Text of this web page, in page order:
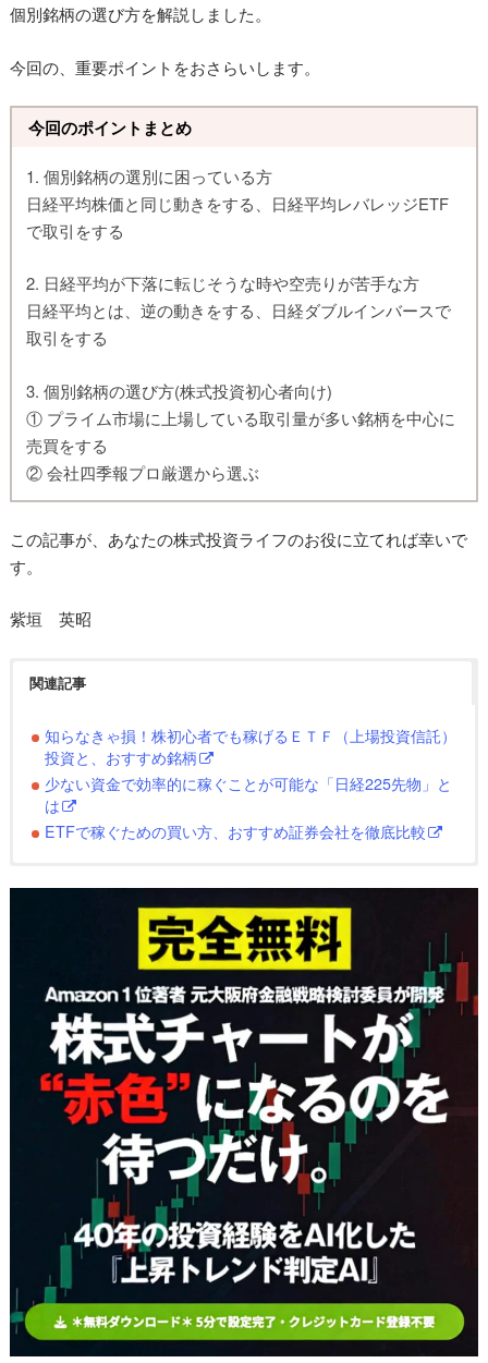
個別銘柄の選び方を解説しました。
今回の、重要ポイントをおさらいします。
今回のポイントまとめ
1. 個別銘柄の選別に困っている方
日経平均株価と同じ動きをする、日経平均レバレッジETF
で取引をする
2. 日経平均が下落に転じそうな時や空売りが苦手な方
日経平均とは、逆の動きをする、日経ダブルインバースで
取引をする
3. 個別銘柄の選び方(株式投資初心者向け)
① プライム市場に上場している取引量が多い銘柄を中心に
売買をする
② 会社四季報プロ厳選から選ぶ
この記事が、あなたの株式投資ライフのお役に立てれば幸いで
す。
紫垣 英昭
関連記事
知らなきゃ損！株初心者でも稼げるＥＴＦ（上場投資信託）
投資と、おすすめ銘柄
少ない資金で効率的に稼ぐことが可能な「日経225先物」と
は
ETFで稼ぐための買い方、おすすめ証券会社を徹底比較